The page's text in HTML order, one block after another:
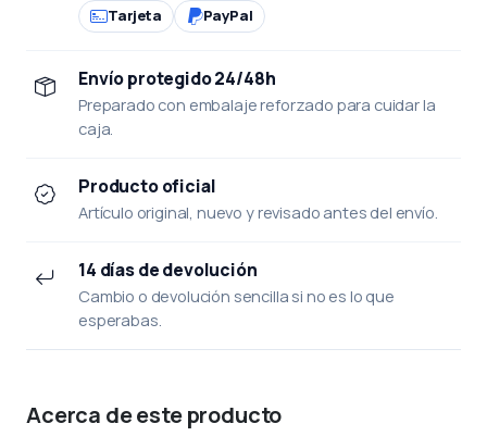
Tarjeta PayPal
Envío protegido 24/48h
Preparado con embalaje reforzado para cuidar la
caja.
Producto oficial
Artículo original, nuevo y revisado antes del envío.
14 días de devolución
Cambio o devolución sencilla si no es lo que
esperabas.
Acerca de este producto